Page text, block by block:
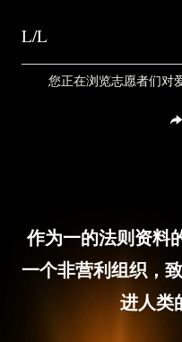
Skip to content
L/L
您正在浏览志愿者们对
作为一的法则资料
一个非营利组织，
进人类